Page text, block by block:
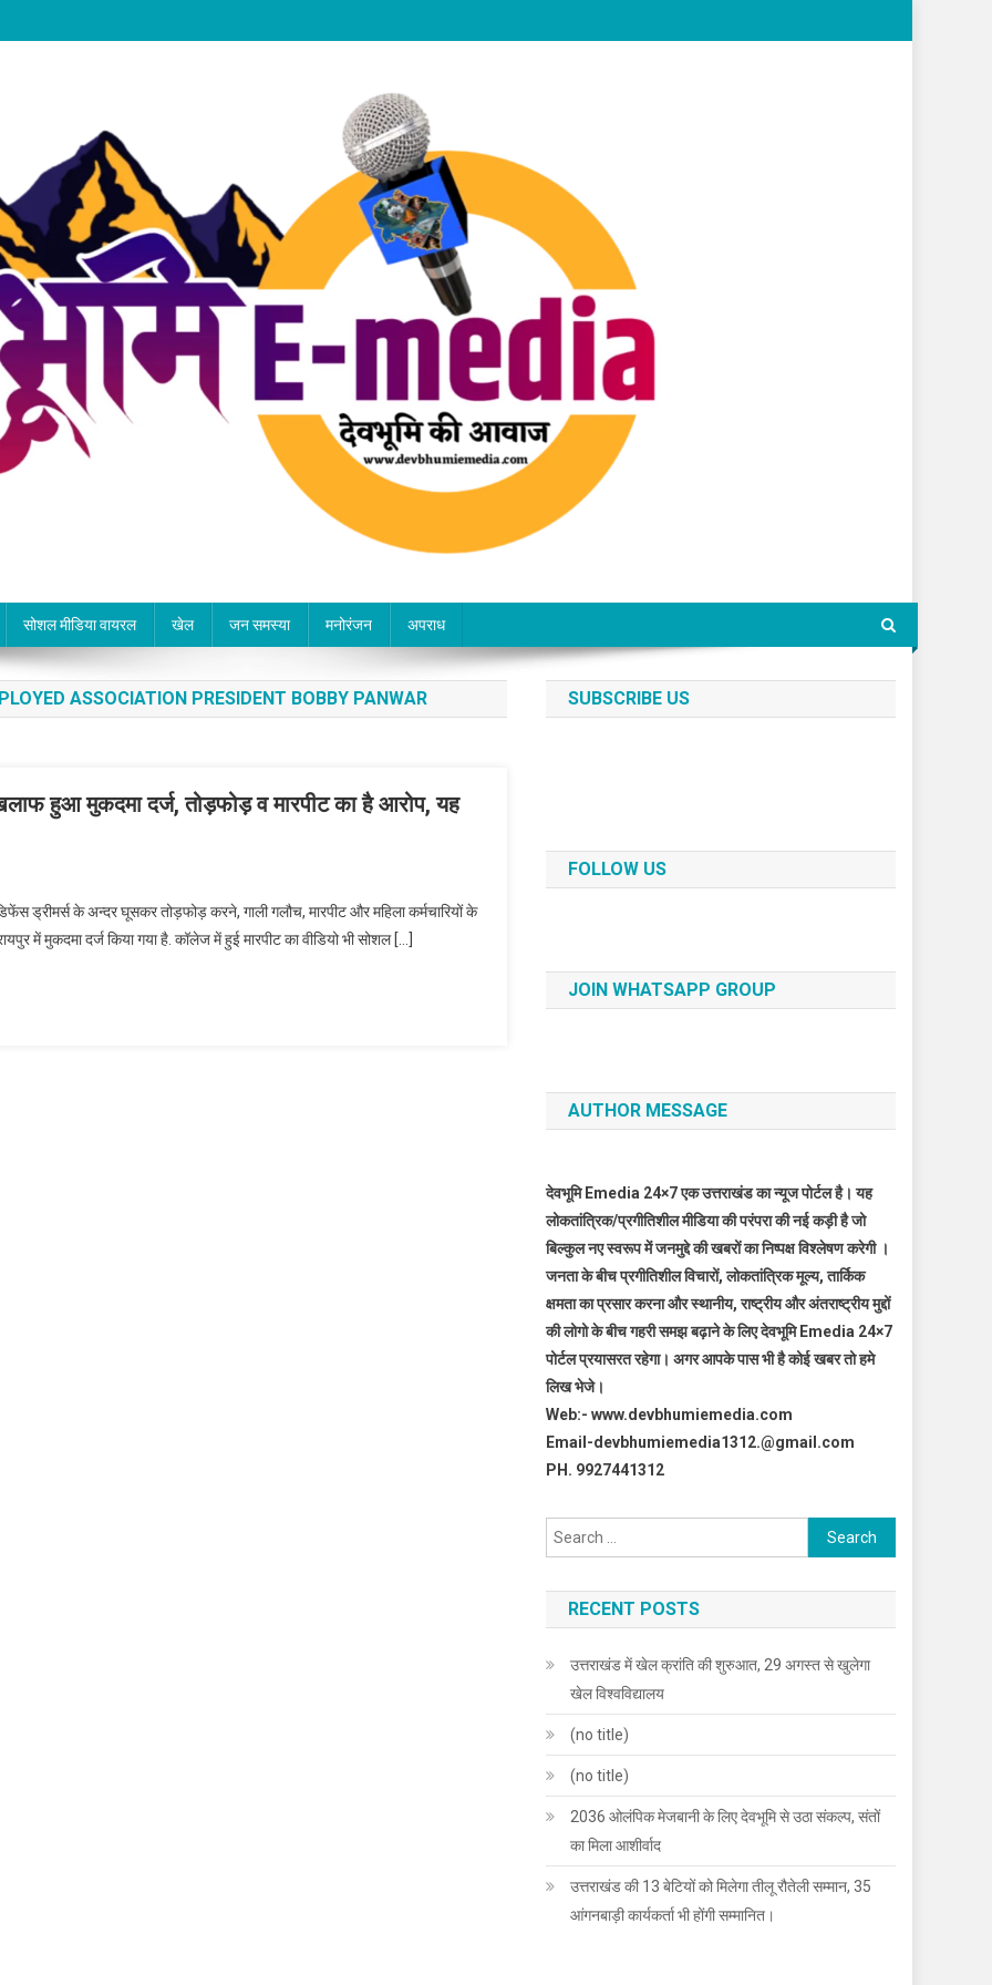
सोशल मीडिया वायरल खेल जन समस्या मनोरंजन अपराध
ASSOCIATION PRESIDENT BOBBY PANWAR
हुआ मुकदमा दर्ज, तोड़फोड़ व मारपीट का है आरोप, यह
ड्रीमर्स के अन्दर घूसकर तोड़फोड़ करने, गाली गलौच, मारपीट और महिला कर्मचारियों के
में मुकदमा दर्ज किया गया है. कॉलेज में हुई मारपीट का वीडियो भी सोशल […]
SUBSCRIBE US
FOLLOW US
JOIN WHATSAPP GROUP
AUTHOR MESSAGE
देवभूमि Emedia 24×7 एक उत्तराखंड का न्यूज पोर्टल है। यह
लोकतांत्रिक/प्रगीतिशील मीडिया की परंपरा की नई कड़ी है जो
बिल्कुल नए स्वरूप में जनमुद्दे की खबरों का निष्पक्ष विश्लेषण करेगी ।
जनता के बीच प्रगीतिशील विचारों, लोकतांत्रिक मूल्य, तार्किक
क्षमता का प्रसार करना और स्थानीय, राष्ट्रीय और अंतराष्ट्रीय मुद्दों
की लोगो के बीच गहरी समझ बढ़ाने के लिए देवभूमि Emedia 24×7
पोर्टल प्रयासरत रहेगा। अगर आपके पास भी है कोई खबर तो हमे
लिख भेजे।
Web:- www.devbhumiemedia.com
Email-devbhumiemedia1312.@gmail.com
PH. 9927441312
Search
for:
RECENT POSTS
उत्तराखंड में खेल क्रांति की शुरुआत, 29 अगस्त से खुलेगा
खेल विश्वविद्यालय
(no title)
(no title)
2036 ओलंपिक मेजबानी के लिए देवभूमि से उठा संकल्प, संतों
का मिला आशीर्वाद
उत्तराखंड की 13 बेटियों को मिलेगा तीलू रौतेली सम्मान, 35
आंगनबाड़ी कार्यकर्ता भी होंगी सम्मानित।